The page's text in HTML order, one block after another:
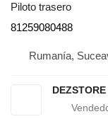
Piloto trasero
81259080488
Rumanía,